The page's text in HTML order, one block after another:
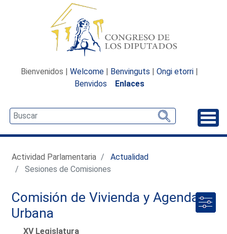
Bienvenidos | Welcome | Benvinguts | Ongi etorri |
Benvidos
Enlaces
Actividad Parlamentaria
Actualidad
Sesiones de Comisiones
Comisión de Vivienda y Agenda
Urbana
XV Legislatura